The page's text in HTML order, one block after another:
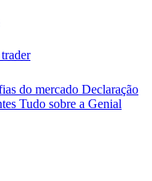
do mercado Declaração
Tudo sobre a Genial